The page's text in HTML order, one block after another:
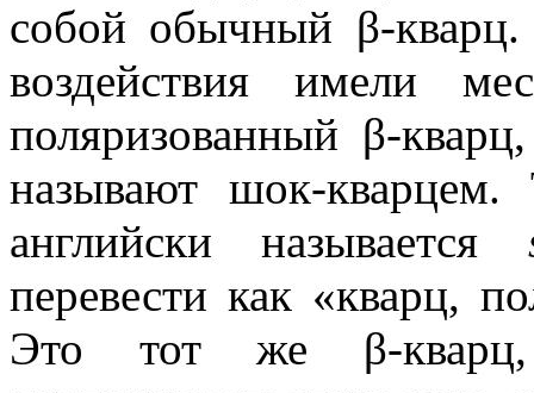
собой обычный β-
воздействия имели
поляризованный β-
называют шок-
английски называется
перевести как «кварц,
Это тот же β-кварц,